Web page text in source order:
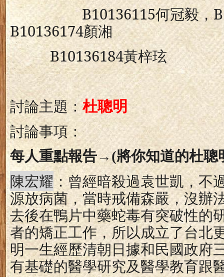
B10136115何冠毅，
B10136174顏湘
B10136184黃梓玹
討論主題：杜聰明
討論事項：
每人重點報告→(將你知道的杜聰
陳宏耀 ：曾經暗殺過袁世凱，不
源放病菌，當時戒備森嚴，沒辦
去後在鴨片中藥蛇毒有突破性的
者的矯正工作，所以成立了台北
明一生經歷清朝日據和民國政府
有基礎的醫學研究及醫學教育跟